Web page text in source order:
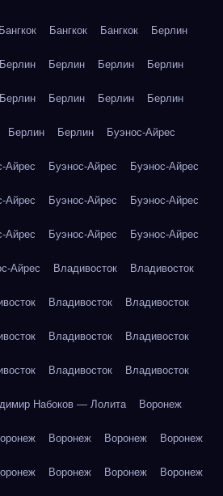
Бангкок Бангкок Бангкок Берлин
Берлин Берлин Берлин Берлин
Берлин Берлин Берлин Берлин
Берлин Берлин Буэнос-Айрес
Айрес Буэнос-Айрес Буэнос-Айрес
Айрес Буэнос-Айрес Буэнос-Айрес
Айрес Буэнос-Айрес Буэнос-Айрес
Айрес Владивосток Владивосток
Владивосток Владивосток
Владивосток Владивосток
Владивосток Владивосток
Набоков — Лолита Воронеж
Воронеж Воронеж Воронеж
Воронеж Воронеж Воронеж